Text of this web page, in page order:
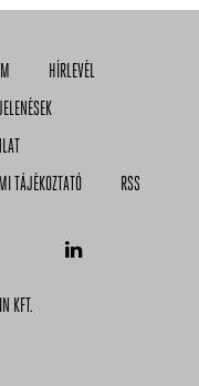
HÍRLEVÉL
TÁJÉKOZTATÓ
RSS
KFT.